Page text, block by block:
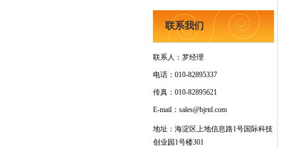
联系我们
联系人：罗经理
电话：010-82895337
传真：010-82895621
E-mail：sales@bjrtd.com
地址：海淀区上地信息路1号国际科技
创业园1号楼301